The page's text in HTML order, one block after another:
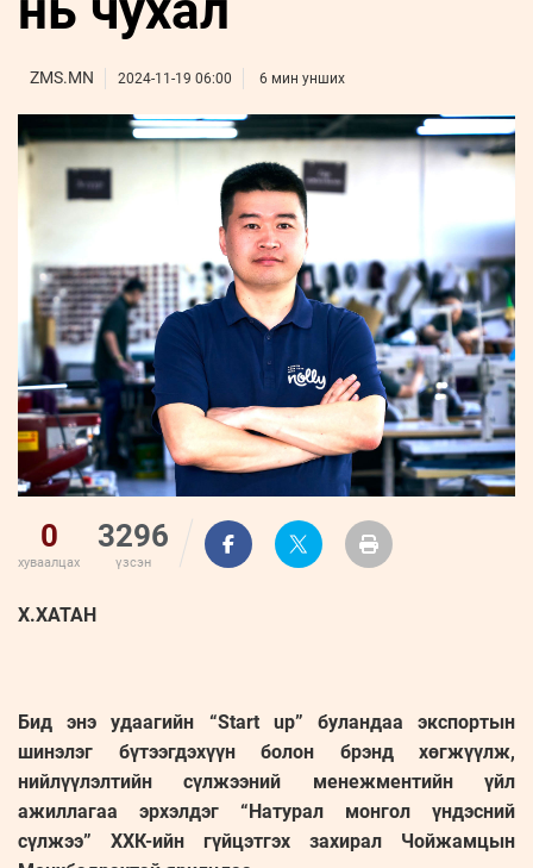
Нэвтрэх
Бизнес
Leaderships
ФОТО
УРЛАГ
ZMS.MN 2024-11-19 06:00 6 мин унших
0
хуваалцах
3296
үзсэн
Х.ХАТАН
Бид энэ удаагийн “Start up” буландаа экспортын
шинэлэг бүтээгдэхүүн болон брэнд хөгжүүлж,
нийлүүлэлтийн сүлжээний менежментийн үйл
ажиллагаа эрхэлдэг “Натурал монгол үндэсний
сүлжээ” ХХК-ийн гүйцэтгэх захирал Чойжамцын